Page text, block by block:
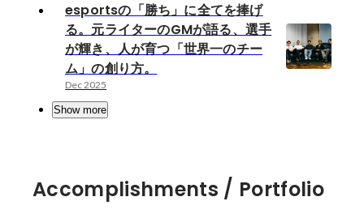
esportsの「勝ち」に全てを捧げ
る。元ライターのGMが語る、選手
が輝き、人が育つ「世界一のチー
ム」の創り方。
Dec 2025
Show more
Accomplishments / Portfolio